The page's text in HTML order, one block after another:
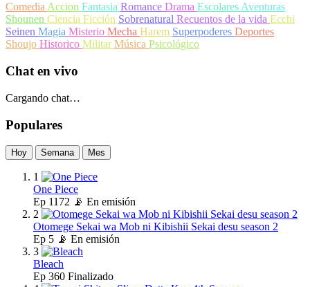
ComediaAccion Fantasia Romance Drama EscolaresAventuras
Shounen Ciencia Ficción Sobrenatural Recuentos de la vida Ecchi
Seinen Magia Misterio Mecha Harem Superpoderes Deportes
Shoujo Historico MilitarMúsica Psicológico
Chat en vivo
Cargando chat…
Populares
Hoy Semana Mes
1
One Piece
Ep 1172 📡 En emisión
2
Otomege Sekai wa Mob ni Kibishii Sekai desu season 2
Ep 5 📡 En emisión
3
Bleach
Ep 360 Finalizado